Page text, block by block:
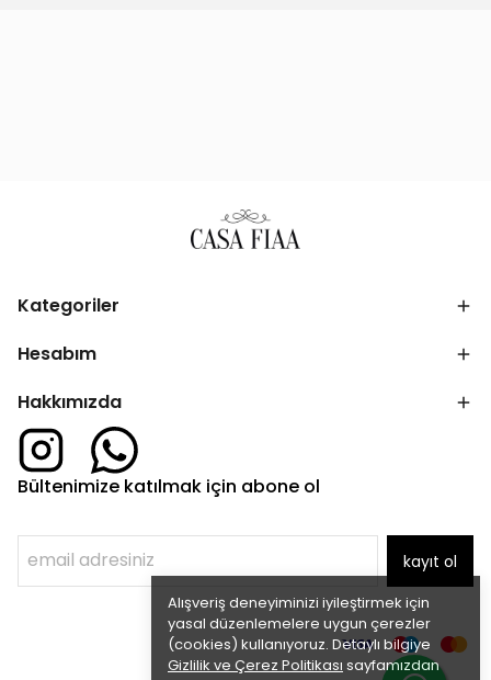
Alışveriş deneyiminizi iyileştirmek için
yasal düzenlemelere uygun çerezler
(cookies) kullanıyoruz. Detaylı bilgiye
Gizlilik ve Çerez Politikası sayfamızdan
Kategoriler
Hesabım
Hakkımızda
Bültenimize katılmak için abone ol
kayıt ol